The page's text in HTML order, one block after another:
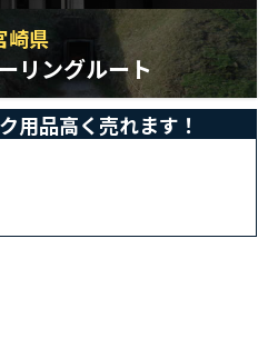
崎県
リングルート
用品高く売れます！